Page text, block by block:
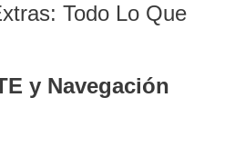
Todo Lo Que
y Navegación